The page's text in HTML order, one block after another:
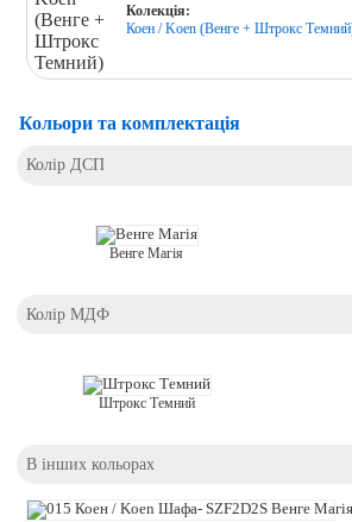
Колекція:
Коен / Koen (Венге + Штрокс
Кольори та комплектація
Колір ДСП
Венге Магія
Колір МДФ
Штрокс Темний
В інших кольорах